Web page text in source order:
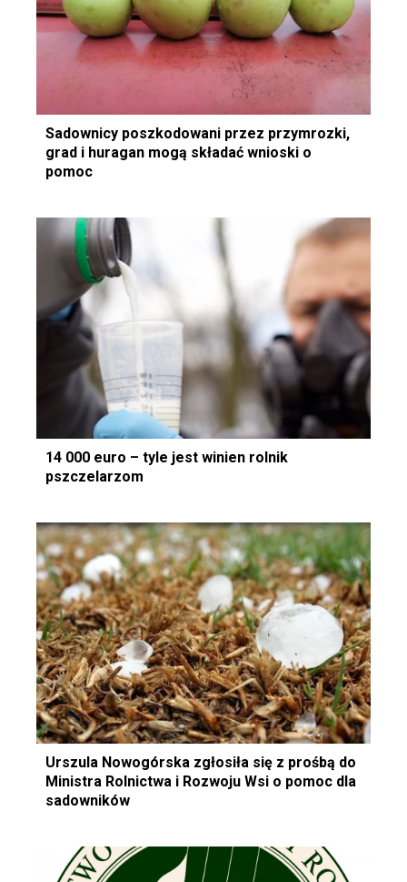
Sadownicy poszkodowani przez przymrozki,
grad i huragan mogą składać wnioski o
pomoc
14 000 euro – tyle jest winien rolnik
pszczelarzom
Urszula Nowogórska zgłosiła się z prośbą do
Ministra Rolnictwa i Rozwoju Wsi o pomoc dla
sadowników